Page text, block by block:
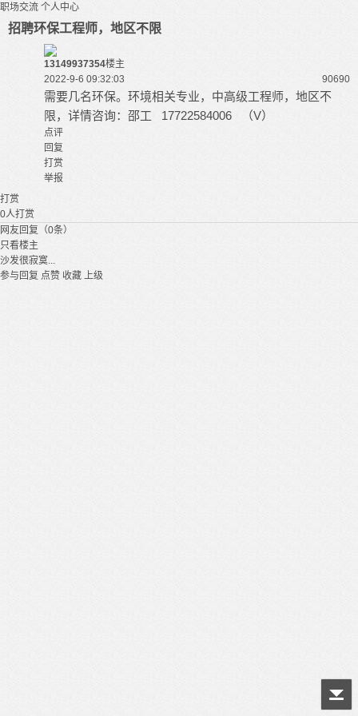
职场交流 个人中心
招聘环保工程师，地区不限
13149937354楼主
2022-9-6 09:32:03
90690
需要几名环保。环境相关专业，中高级工程师，地区不
限，详情咨询：邵工 17722584006 （V）
点评
回复
打赏
举报
打赏
0人打赏
网友回复（0条）
只看楼主
沙发很寂寞...
参与回复 点赞 收藏 上级